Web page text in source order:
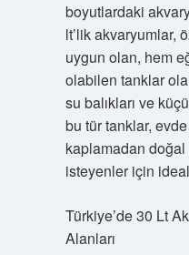
boyutlardaki
lt’lik akvaryumlar,
uygun olan, hem
olabilen tanklar
su balıkları ve
bu tür tanklar,
kaplamadan
isteyenler için
Türkiye’de 30 Lt
Alanları